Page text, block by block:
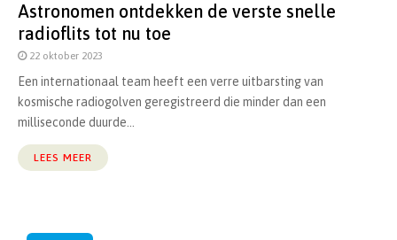
Astronomen ontdekken de verste snelle
radioflits tot nu toe
22 oktober 2023
Een internationaal team heeft een verre uitbarsting van
kosmische radiogolven geregistreerd die minder dan een
milliseconde duurde...
LEES MEER